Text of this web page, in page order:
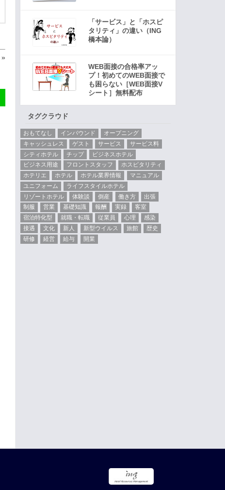
»
「サービス」と「ホスピ
タリティ」の違い（ING
橋本論）
WEB面接の合格率アッ
プ！初めてのWEB面接で
も困らない［WEB面接V
シート］無料配布
タグクラウド
おもてなし インバウンド
オープニング
キャッシュレス
ゲスト サービス
サービス料
シティホテル
チップ
ビジネスホテル
ビジネス用途
フロントスタッフ
ホスピタリティ
ホテリエ
ホテル ホテル業界情報
マニュアル
ユニフォーム
ライフスタイルホテル
リゾートホテル
体験談 倒産 働き方
出張
制服
営業 基礎知識 報酬 実録
客室
宿泊特化型
就職・転職 従業員 心理
感染
接遇
文化 新人 新型ウイルス 旅館
歴史
研修
経営 給与 開業